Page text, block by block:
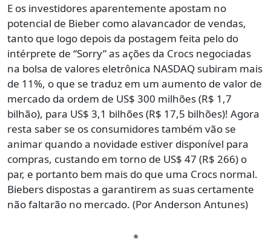
E os investidores aparentemente apostam no
potencial de Bieber como alavancador de vendas,
tanto que logo depois da postagem feita pelo do
intérprete de “Sorry” as ações da Crocs negociadas
na bolsa de valores eletrônica NASDAQ subiram mais
de 11%, o que se traduz em um aumento de valor de
mercado da ordem de US$ 300 milhões (R$ 1,7
bilhão), para US$ 3,1 bilhões (R$ 17,5 bilhões)! Agora
resta saber se os consumidores também vão se
animar quando a novidade estiver disponível para
compras, custando em torno de US$ 47 (R$ 266) o
par, e portanto bem mais do que uma Crocs normal.
Biebers dispostas a garantirem as suas certamente
não faltarão no mercado. (Por Anderson Antunes)
*